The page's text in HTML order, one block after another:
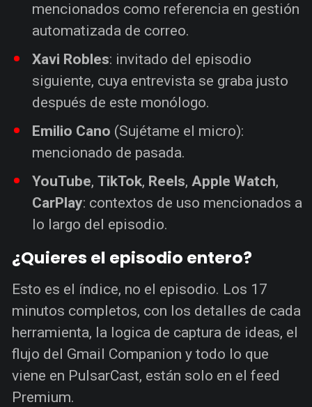
mencionados como referencia en gestión
automatizada de correo.
Xavi Robles: invitado del episodio
siguiente, cuya entrevista se graba justo
después de este monólogo.
Emilio Cano (Sujétame el micro):
mencionado de pasada.
YouTube, TikTok, Reels, Apple Watch,
CarPlay: contextos de uso mencionados a
lo largo del episodio.
¿Quieres el episodio entero?
Esto es el índice, no el episodio. Los 17
minutos completos, con los detalles de cada
herramienta, la logica de captura de ideas, el
flujo del Gmail Companion y todo lo que
viene en PulsarCast, están solo en el feed
Premium.